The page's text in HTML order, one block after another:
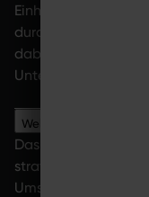
Einheiten im
durchgeführten
dabei teils im
Unterstützung durch
Welche Vorteile hat
Das Konzept hat
strategische